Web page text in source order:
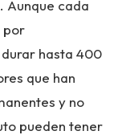
Aunque cada
por
hasta 400
que han
y no
pueden tener